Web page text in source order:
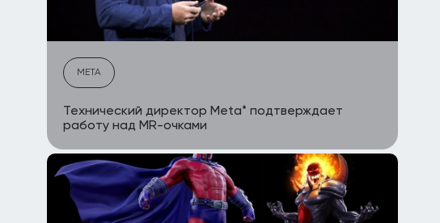
META
Технический директор Meta* подтверждает
работу над MR-очками